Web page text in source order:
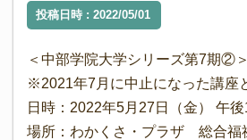
投稿日時 : 2022/05/01
＜中部学院大学シリーズ第7期②＞
※2021年7月に中止になった講座
日時：2022年5月27日（金） 午
場所：わかくさ・プラザ 総合